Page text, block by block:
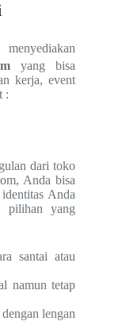
yang bisa
kerja, event
:
dari toko
Anda bisa
Anda
pilihan yang
santai atau
namun tetap
lengan